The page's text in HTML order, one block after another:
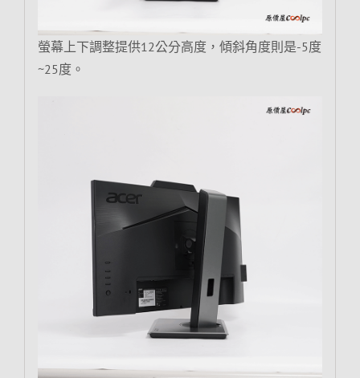
螢幕上下調整提供12公分高度，傾斜角度則是-5度
~25度。